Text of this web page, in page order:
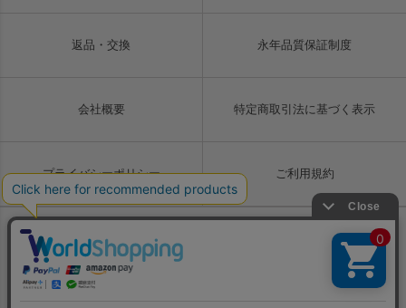
返品・交換 永年品質保証制度
会社概要 特定商取引法に基づく表示
プライバシーポリシー ご利用規約
Copyright © LIUGOO Co., Ltd. All rights reserved.